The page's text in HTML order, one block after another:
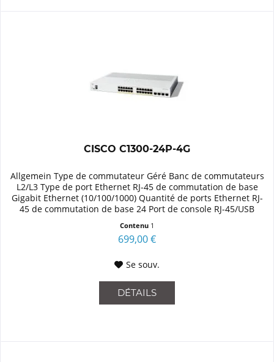
CISCO C1300-24P-4G
Allgemein Type de commutateur Géré Banc de commutateurs
L2/L3 Type de port Ethernet RJ-45 de commutation de base
Gigabit Ethernet (10/100/1000) Quantité de ports Ethernet RJ-
45 de commutation de base 24 Port de console RJ-45/USB
Contenu 1
699,00 €
Se souv.
DÉTAILS